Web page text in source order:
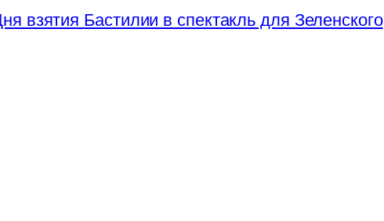
взятия Бастилии в спектакль для Зеленского